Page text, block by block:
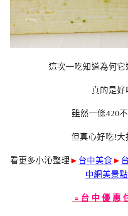
這次一吃知道為何它
真的是好
雖然一條420
但真心好吃!大
看更多小沁整理 ► 台中美食 ►
中網美景點
﹦台 中 優 惠